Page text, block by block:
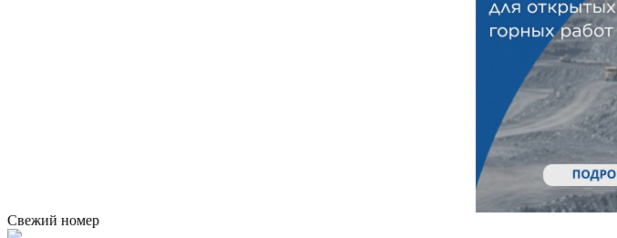
Свежий номер